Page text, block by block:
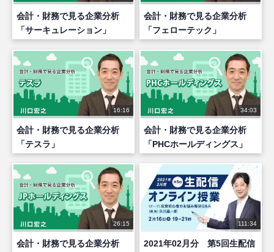
会計・財務で見る企業分析
「サーキュレーション」
会計・財務で見る企業分析
「フェローテック」
16:16
会計・財務で見る企業分析
「テスラ」
34:03
会計・財務で見る企業分析
「PHCホールディングス」
26:15
会計・財務で見る企業分析
111:34
2021年02月分 第5回生配信